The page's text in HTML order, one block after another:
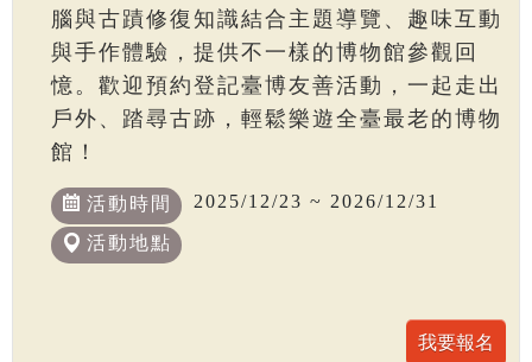
腦與古蹟修復知識結合主題導覽、趣味互動
與手作體驗，提供不一樣的博物館參觀回
憶。歡迎預約登記臺博友善活動，一起走出
戶外、踏尋古跡，輕鬆樂遊全臺最老的博物
館！
活動時間 2025/12/23 ~ 2026/12/31
活動地點